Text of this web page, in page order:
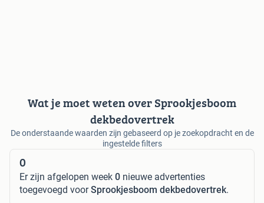
Wat je moet weten over Sprookjesboom
dekbedovertrek
De onderstaande waarden zijn gebaseerd op je zoekopdracht en de
ingestelde filters
0
Er zijn afgelopen week 0 nieuwe advertenties
toegevoegd voorSprookjesboom dekbedovertrek.